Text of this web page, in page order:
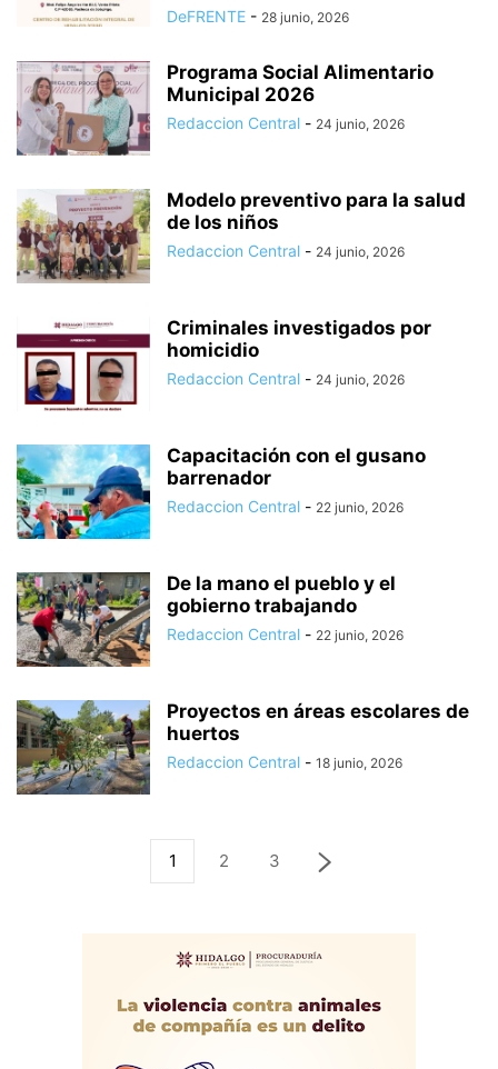
DeFRENTE - 28 junio, 2026
Programa Social Alimentario
Municipal 2026
Redaccion Central - 24 junio, 2026
Modelo preventivo para la salud
de los niños
Redaccion Central - 24 junio, 2026
Criminales investigados por
homicidio
Redaccion Central - 24 junio, 2026
Capacitación con el gusano
barrenador
Redaccion Central - 22 junio, 2026
De la mano el pueblo y el
gobierno trabajando
Redaccion Central - 22 junio, 2026
Proyectos en áreas escolares de
huertos
Redaccion Central - 18 junio, 2026
1 2 3